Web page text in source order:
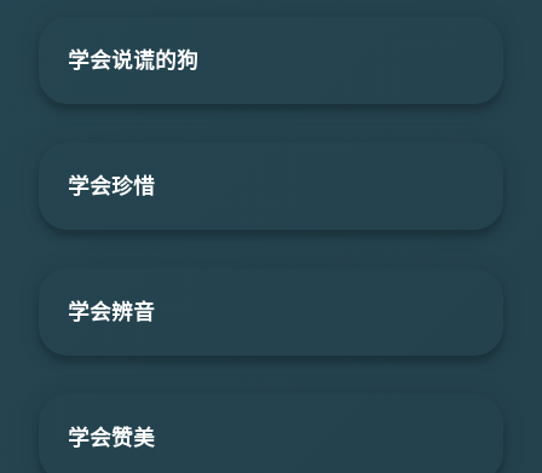
学会说谎的狗
学会珍惜
学会辨音
学会赞美